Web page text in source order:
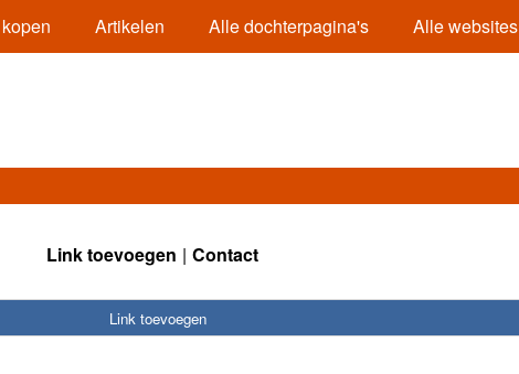
Artikelen Alle dochterpagina's Alle websites
Link toevoegen Contact
Link toevoegen